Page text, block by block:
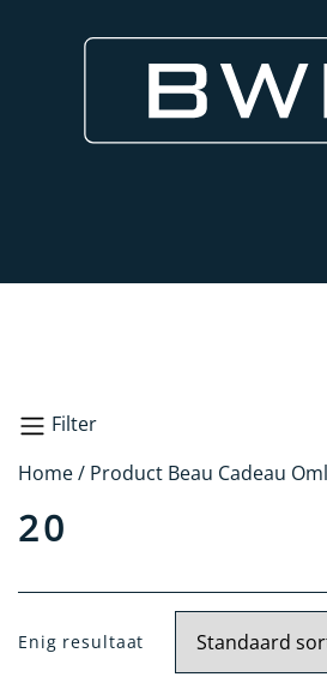
Filter
Zoeken
Zilver
Home/ Product Beau Cadeau
20
Enig resultaat